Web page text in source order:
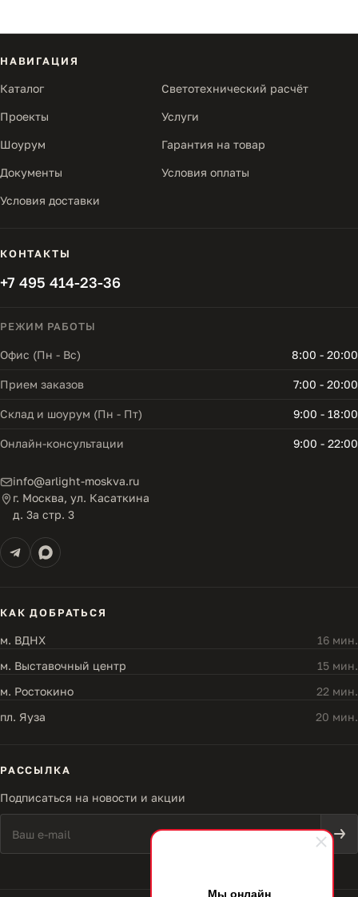
Мы онлайн
НАВИГАЦИЯ
Каталог Светотехнический расчёт
Проекты Услуги
Шоурум Гарантия на товар
Документы Условия оплаты
Условия доставки
КОНТАКТЫ
+7 495 414-23-36
РЕЖИМ РАБОТЫ
Офис (Пн - Вс) 8:00 - 20:00
Прием заказов 7:00 - 20:00
Склад и шоурум (Пн - Пт) 9:00 - 18:00
Онлайн-консультации 9:00 - 22:00
info@arlight-moskva.ru
г. Москва, ул. Касаткина
д. 3а стр. 3
КАК ДОБРАТЬСЯ
м. ВДНХ
16 мин.
м. Выставочный центр
15 мин.
м. Ростокино
22 мин.
пл. Яуза
20 мин.
РАССЫЛКА
Подписаться на новости и акции